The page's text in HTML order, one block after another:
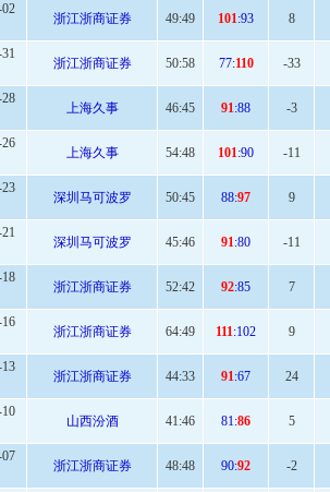
浙江浙商证券 49:49 101:93 8
浙江浙商证券 50:58 77:110 -33
上海久事 46:45 91:88 -3
上海久事 54:48 101:90 -11
深圳马可波罗 50:45 88:97 9
深圳马可波罗 45:46 91:80 -11
浙江浙商证券 52:42 92:85 7
浙江浙商证券 64:49 111:102 9
浙江浙商证券 44:33 91:67 24
山西汾酒 41:46 81:86 5
浙江浙商证券 48:48 90:92 -2